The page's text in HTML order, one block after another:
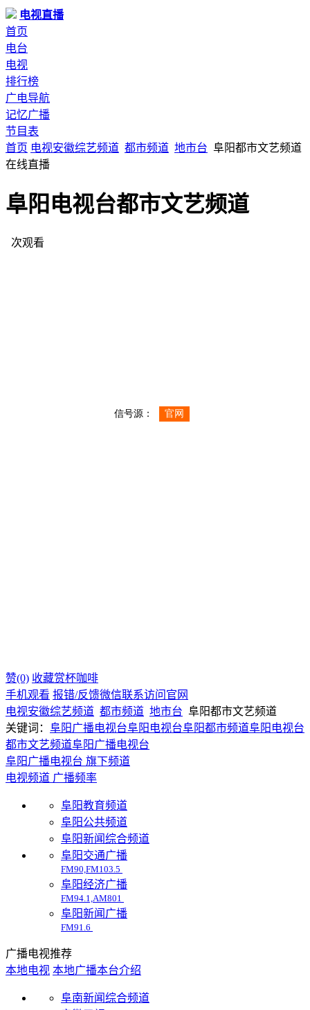
电视直播
首页
电台
电视
排行榜
广电导航
记忆广播
节目表
首页 电视安徽综艺频道 都市频道 地市台 阜阳都市文艺频道
在线直播
阜阳电视台都市文艺频道
次观看
赞(0) 收藏赏杯咖啡
手机观看 报错/反馈微信联系访问官网
电视安徽综艺频道 都市频道 地市台 阜阳都市文艺频道
关键词： 阜阳广播电视台阜阳电视台阜阳都市频道阜阳电视台
都市文艺频道阜阳广播电视台
阜阳广播电视台 旗下频道
电视频道 广播频率
阜阳教育频道
阜阳公共频道
阜阳新闻综合频道
阜阳交通广播
FM90,FM103.5
阜阳经济广播
FM94.1,AM801
阜阳新闻广播
FM91.6
广播电视推荐
本地电视 本地广播本台介绍
阜南新闻综合频道